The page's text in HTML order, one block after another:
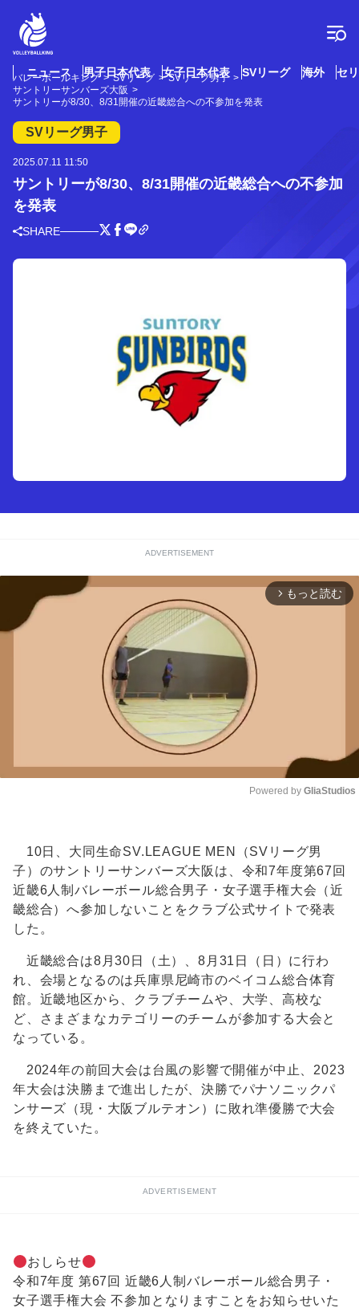
ニュース 男子日本代表 女子日本代表 SVリーグ 海外 セ
バレーボールキング SVリーグ
SVリーグ男子
サントリーサンバーズ大阪
サントリーが8/30、8/31開催の近畿総合への不参加を発表
SVリーグ男子
2025.07.11 11:50
サントリーが8/30、8/31開催の近畿総合への不参加
を発表
SHARE
ADVERTISEMENT
arrow_forward_ios もっと読む
Powered by GliaStudios
10日、大同生命SV.LEAGUE MEN（SVリーグ男
子）のサントリーサンバーズ大阪は、令和7年度第67回
近畿6人制バレーボール総合男子・女子選手権大会（近
畿総合）へ参加しないことをクラブ公式サイトで発表
した。
近畿総合は8月30日（土）、8月31日（日）に行わ
れ、会場となるのは兵庫県尼崎市のベイコム総合体育
館。近畿地区から、クラブチームや、大学、高校な
ど、さまざまなカテゴリーのチームが参加する大会と
なっている。
2024年の前回大会は台風の影響で開催が中止、2023
年大会は決勝まで進出したが、決勝でパナソニックパ
ンサーズ（現・大阪ブルテオン）に敗れ準優勝で大会
を終えていた。
ADVERTISEMENT
おしらせ
令和7年度 第67回 近畿6人制バレーボール総合男子・
女子選手権大会 不参加となりますことをお知らせいた